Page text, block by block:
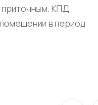
приточным. КПД
в период